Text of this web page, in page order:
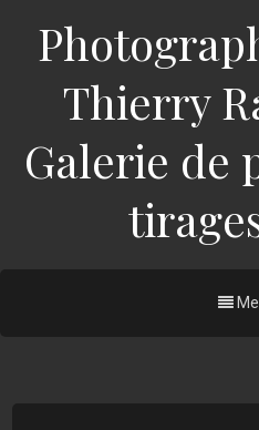
Thierry
Galerie de